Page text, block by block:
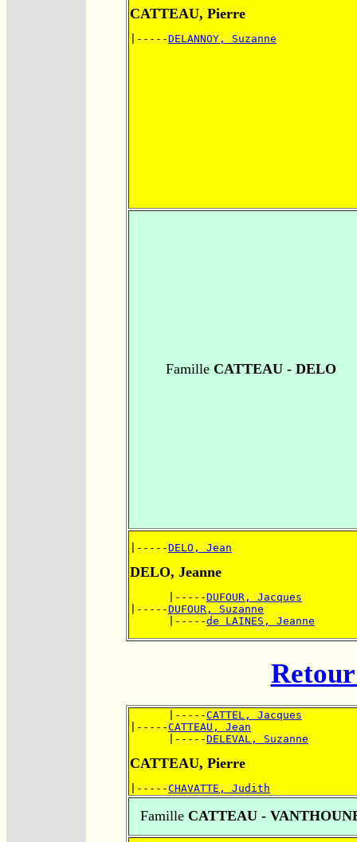
CATTEAU, Pierre
|-----DELANNOY, Suzanne
FamilleCATTEAU - DELO
|-----DELO, Jean
DELO, Jeanne
      |-----
DUFOUR, Jacques
|-----DUFOUR, Suzanne
      |-----
de LAINES, Jeanne
      |-----
CATTEL, Jacques
|-----CATTEAU, Jean
      |-----
DELEVAL, Suzanne
CATTEAU, Pierre
|-----CHAVATTE, Judith
FamilleCATTEAU -